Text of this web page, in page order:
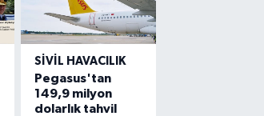
SIVIL HAVACILIK
Pegasus'tan
149,9 milyon
dolarlık tahvil